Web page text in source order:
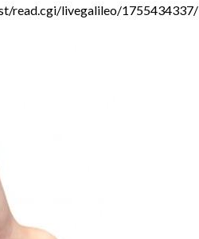
read.cgi/livegalileo/1755434337/